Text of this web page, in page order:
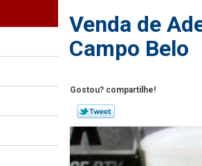
Venda de
Campo Belo
Gostou? compartilhe!